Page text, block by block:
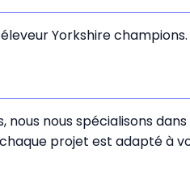
Yorkshire
nous spécialisons
projet est adapté à